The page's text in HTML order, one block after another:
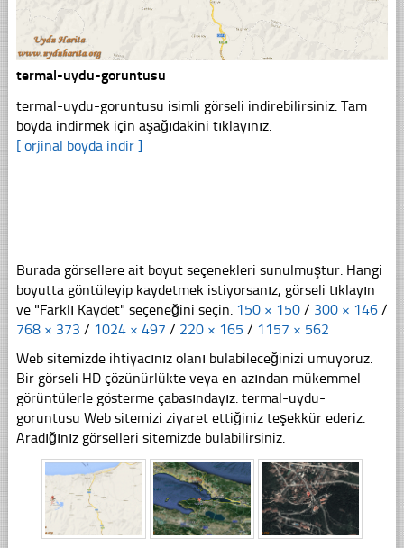
termal-uydu-goruntusu
termal-uydu-goruntusu isimli görseli indirebilirsiniz. Tam
boyda indirmek için aşağıdakini tıklayınız.
[ orjinal boyda indir ]
Burada görsellere ait boyut seçenekleri sunulmuştur. Hangi
boyutta göntüleyip kaydetmek istiyorsanız, görseli tıklayın
ve "Farklı Kaydet" seçeneğini seçin. 150 × 150 / 300 × 146 /
768 × 373 / 1024 × 497 / 220 × 165 / 1157 × 562
Web sitemizde ihtiyacınız olanı bulabileceğinizi umuyoruz.
Bir görseli HD çözünürlükte veya en azından mükemmel
görüntülerle gösterme çabasındayız. termal-uydu-
goruntusu Web sitemizi ziyaret ettiğiniz teşekkür ederiz.
Aradığınız görselleri sitemizde bulabilirsiniz.